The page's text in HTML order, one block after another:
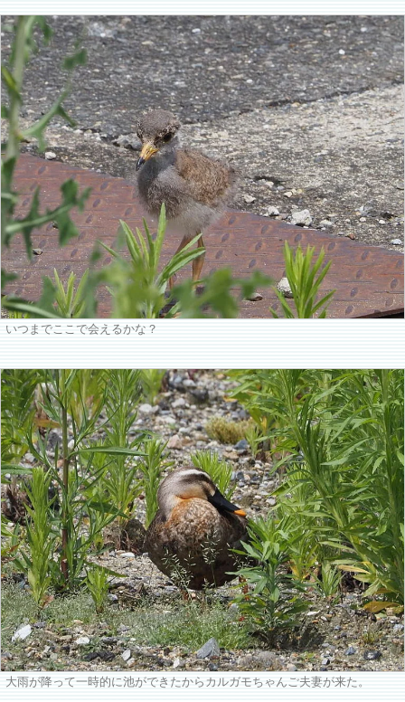
いつまでここで会えるかな？
大雨が降って一時的に池ができたからカルガモちゃんご夫妻が来た。